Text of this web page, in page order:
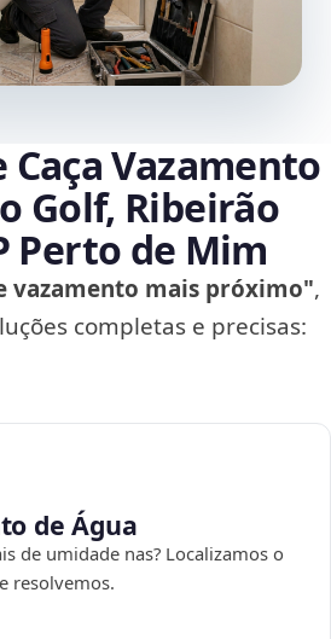
Caça Vazamento
Golf, Ribeirão
Perto de Mim
vazamento mais próximo",
completas e precisas:
de Água
de umidade nas? Localizamos o
resolvemos.